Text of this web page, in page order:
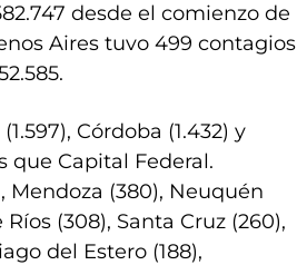
desde el comienzo de
Aires tuvo 499 contagios
Córdoba (1.432) y
que Capital Federal.
Mendoza (380), Neuquén
(308), Santa Cruz (260),
del Estero (188),